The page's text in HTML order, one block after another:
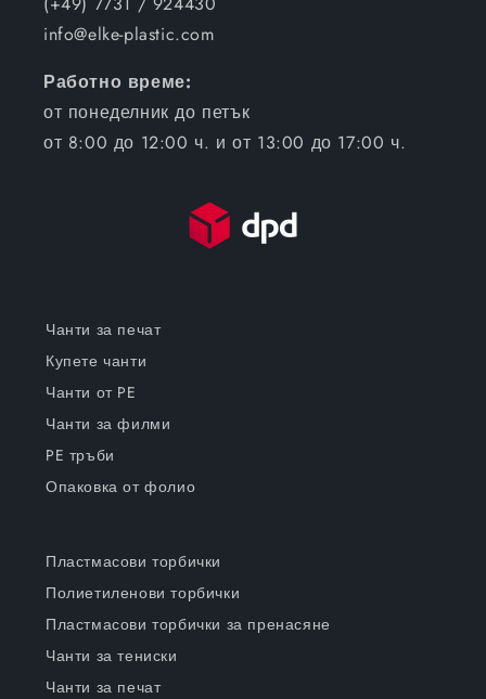
info@elke-plastic.com
Работно време:
от понеделник до петък
от 8:00 до 12:00 ч. и от 13:00 до 17:00 ч.
Чанти за печат
Купете чанти
Чанти от PE
Чанти за филми
PE тръби
Опаковка от фолио
Пластмасови торбички
Полиетиленови торбички
Пластмасови торбички за пренасяне
Чанти за тениски
Чанти за печат